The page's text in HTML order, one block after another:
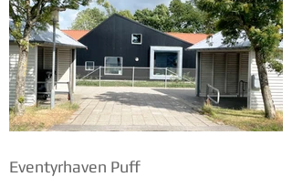
Eventyrhaven Puff